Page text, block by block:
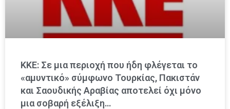
ΚΚΕ: Σε μια περιοχή που ήδη φλέγεται το
«αμυντικό» σύμφωνο Τουρκίας, Πακιστάν
και Σαουδικής Αραβίας αποτελεί όχι μόνο
μια σοβαρή εξέλιξη…